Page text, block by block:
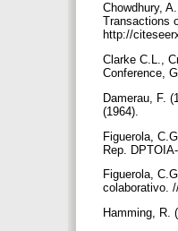
Chowdhury,
Transactions
http://
Clarke C.L.,
Conference,
Damerau, F.
(1964).
Figuerola,
Rep.
Figuerola,
colaborativo.
Hamming, R.